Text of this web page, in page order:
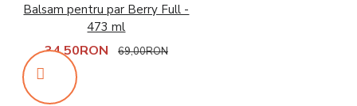
Balsam pentru par Berry Full -
473 ml
34,50RON 69,00RON